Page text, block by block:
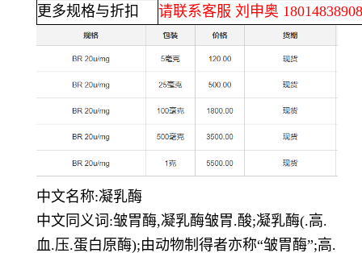
更多规格与折扣
请联系客服 刘申奥
中文名称:凝乳酶
中文同义词 :皱胃酶,凝乳酶皱胃.酸;凝乳酶(.高.
血.压.蛋白原酶);由动物制得者亦称“皱胃酶”;高.